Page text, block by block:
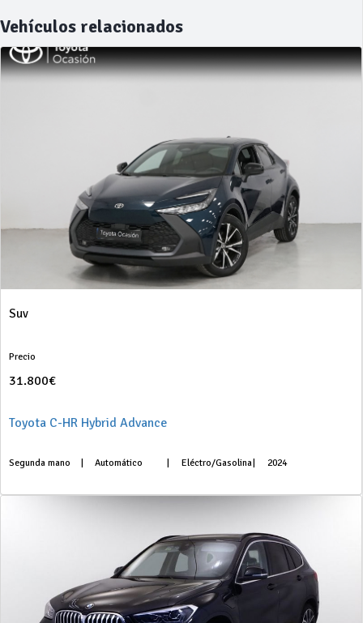
Vehículos relacionados
Suv
Precio
31.800€
Toyota C-HR Hybrid Advance
Segunda mano Automático Eléctro/Gasolina 2024